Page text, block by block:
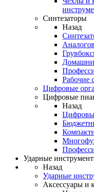
Синтезаторы
Назад
Рабочие
Цифровые
Цифровые
Назад
Ударные
Назад
Ударные
Аксессуары и